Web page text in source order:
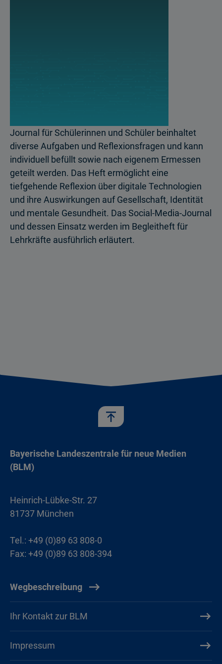
Journal für Schülerinnen und Schüler beinhaltet
diverse Aufgaben und Reflexionsfragen und kann
individuell befüllt sowie nach eigenem Ermessen
geteilt werden. Das Heft ermöglicht eine
tiefgehende Reflexion über digitale Technologien
und ihre Auswirkungen auf Gesellschaft, Identität
und mentale Gesundheit. Das Social-Media-Journal
und dessen Einsatz werden im Begleitheft für
Lehrkräfte ausführlich erläutert.
Bayerische Landeszentrale für neue Medien
(BLM)
Heinrich-Lübke-Str. 27
81737 München
Tel.: +49 (0)89 63 808-0
Fax: +49 (0)89 63 808-394
Wegbeschreibung
Ihr Kontakt zur BLM
Impressum